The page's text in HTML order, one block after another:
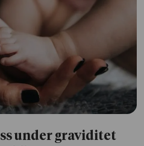
under graviditet